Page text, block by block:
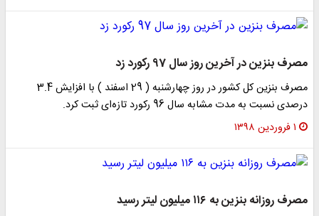
مصرف بنزین در آخرین روز سال 97 رکورد زد
مصرف بنزین کل کشور در روز چهارشنبه ( 29 اسفند ) با افزایش 3.4
درصدی نسبت به مدت مشابه سال 96 رکورد تازه‌ای ثبت کرد.
۱ فروردین ۱۳۹۸
مصرف روزانه بنزین به ۱۱۶ میلیون لیتر رسید